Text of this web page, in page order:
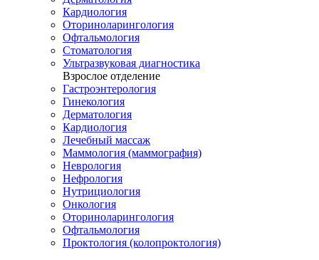
Кардиология
Оториноларингология
Офтальмология
Стоматология
Ультразвуковая диагностика
Взрослое отделение
Гастроэнтерология
Гинекология
Дерматология
Кардиология
Лечебный массаж
Маммология (маммография)
Неврология
Нефрология
Нутрициология
Онкология
Оториноларингология
Офтальмология
Проктология (колопроктология)